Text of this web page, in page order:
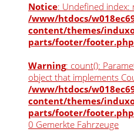
Notice: Undefined index:
/www/htdocs/
content/themes/
parts/footer/footer.php
Warning: count():
object that implements
/www/htdocs/
content/themes/
parts/footer/footer.php
0 Gemerkte Fahrzeuge